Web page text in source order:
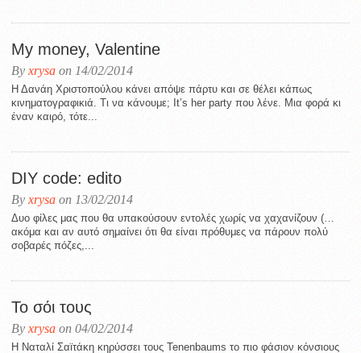
My money, Valentine
By xrysa on 14/02/2014
Η Δανάη Χριστοπούλου κάνει απόψε πάρτυ και σε θέλει κάπως
κινηματογραφικιά. Τι να κάνουμε; It’s her party που λένε. Μια φορά κι
έναν καιρό, τότε...
DIY code: edito
By xrysa on 13/02/2014
Δυο φίλες μας που θα υπακούσουν εντολές χωρίς να χαχανίζουν (…
ακόμα και αν αυτό σημαίνει ότι θα είναι πρόθυμες να πάρουν πολύ
σοβαρές πόζες,...
To σόι τους
By xrysa on 04/02/2014
Η Ναταλί Σαϊτάκη κηρύσσει τους Tenenbaums το πιο φάσιον κόνσιους